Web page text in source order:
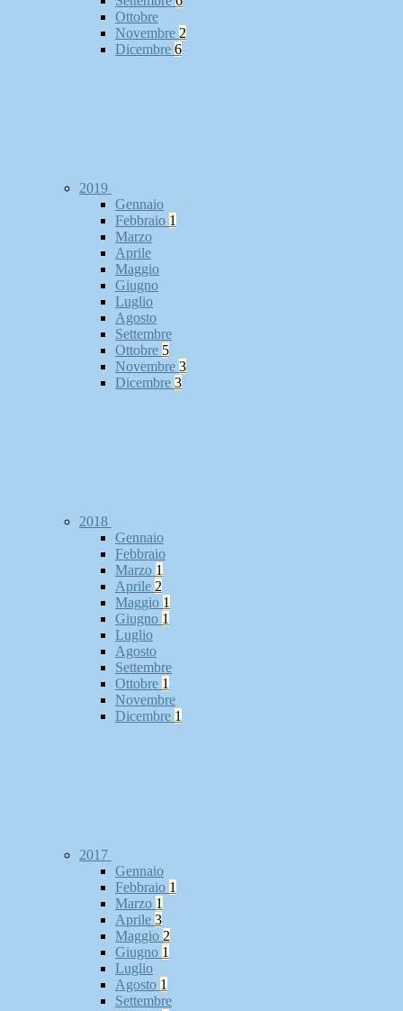
Ottobre
Novembre 2
Dicembre 6
2019
Gennaio
Febbraio 1
Marzo
Aprile
Maggio
Giugno
Luglio
Agosto
Settembre
Ottobre 5
Novembre 3
Dicembre 3
2018
Gennaio
Febbraio
Marzo 1
Aprile 2
Maggio 1
Giugno 1
Luglio
Agosto
Settembre
Ottobre 1
Novembre
Dicembre 1
2017
Gennaio
Febbraio 1
Marzo 1
Aprile 3
Maggio 2
Giugno 1
Luglio
Agosto 1
Settembre